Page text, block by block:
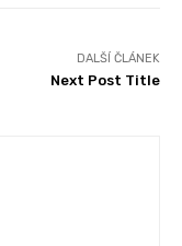
DALŠÍ ČLÁNEK
Next Post Title